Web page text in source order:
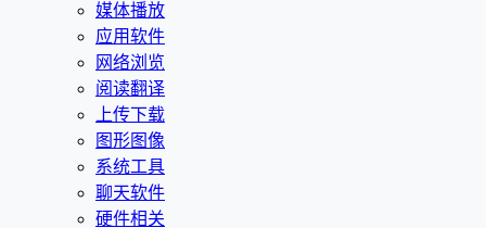
媒体播放
应用软件
网络浏览
阅读翻译
上传下载
图形图像
系统工具
聊天软件
硬件相关